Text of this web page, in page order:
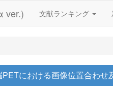
ver.) 文献ランキング
PETにおける画像位置合わせ